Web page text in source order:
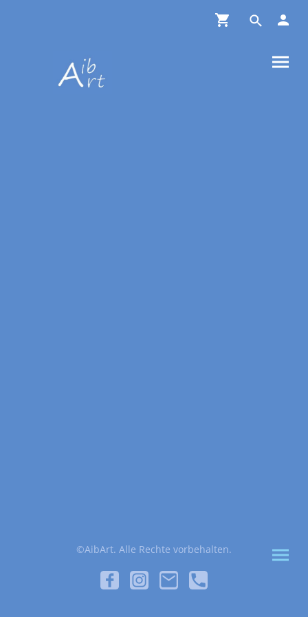
©AibArt. Alle Rechte vorbehalten.